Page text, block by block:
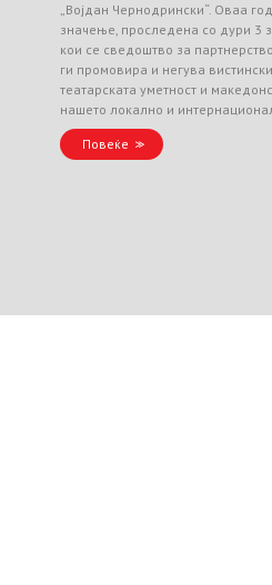
„Војдан Чернодрински“. Оваа
значење, проследена со дури 3
кои се сведоштво за
ги промовира и негува
театарската уметност и
нашето локално и
Повеќе